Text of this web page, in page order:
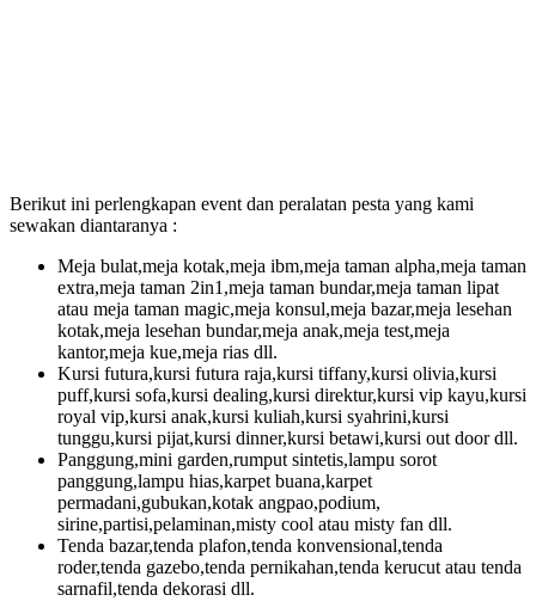
Berikut ini perlengkapan event dan peralatan pesta yang kami
sewakan diantaranya :
Meja bulat,meja kotak,meja ibm,meja taman alpha,meja taman
extra,meja taman 2in1,meja taman bundar,meja taman lipat
atau meja taman magic,meja konsul,meja bazar,meja lesehan
kotak,meja lesehan bundar,meja anak,meja test,meja
kantor,meja kue,meja rias dll.
Kursi futura,kursi futura raja,kursi tiffany,kursi olivia,kursi
puff,kursi sofa,kursi dealing,kursi direktur,kursi vip kayu,kursi
royal vip,kursi anak,kursi kuliah,kursi syahrini,kursi
tunggu,kursi pijat,kursi dinner,kursi betawi,kursi out door dll.
Panggung,mini garden,rumput sintetis,lampu sorot
panggung,lampu hias,karpet buana,karpet
permadani,gubukan,kotak angpao,podium,
sirine,partisi,pelaminan,misty cool atau misty fan dll.
Tenda bazar,tenda plafon,tenda konvensional,tenda
roder,tenda gazebo,tenda pernikahan,tenda kerucut atau tenda
sarnafil,tenda dekorasi dll.